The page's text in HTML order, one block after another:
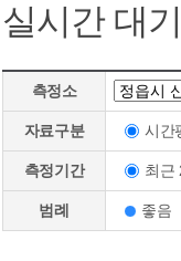
실시간 대
측정소
자료구분 시간
측정기간 최근
범례 좋음